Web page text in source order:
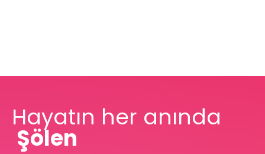
Hayatın her anında
Şölen